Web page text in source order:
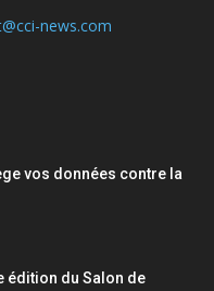
news.com
vos données contre la
édition du Salon de